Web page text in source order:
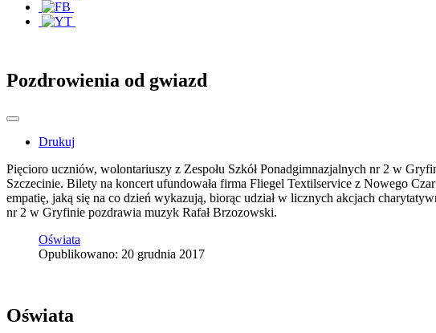
Pozdrowienia od gwiazd
Drukuj
Pięcioro uczniów, wolontariuszy z Zespołu Szkół Ponadgimnazjalnych nr 2 w
Szczecinie. Bilety na koncert ufundowała firma Fliegel Textilservice z Nowego
empatię, jaką się na co dzień wykazują, biorąc udział w licznych akcjach
nr 2 w Gryfinie pozdrawia muzyk Rafał Brzozowski.
Oświata
Opublikowano: 20 grudnia 2017
Oświata